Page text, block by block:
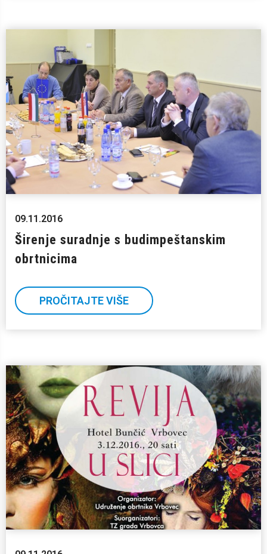
09.11.2016
Širenje suradnje s budimpeštanskim
obrtnicima
PROČITAJTE VIŠE